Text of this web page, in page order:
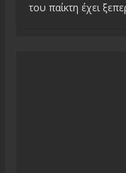
του παίκτη έχει